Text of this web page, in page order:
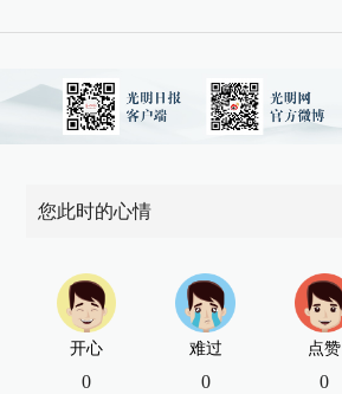
您此时的心情
开心
0
难过
0
点赞
0